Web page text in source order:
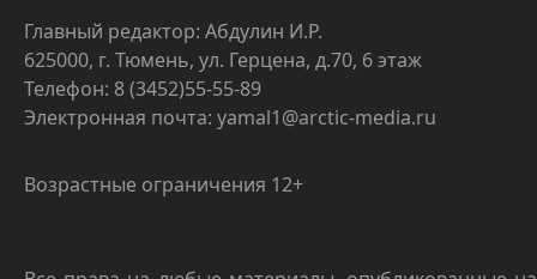
Главный редактор: Абдулин И.Р.
625000, г. Тюмень, ул. Герцена, д.70, 6 этаж
Телефон: 8 (3452)55-55-89
Электронная почта: yamal1@arctic-media.ru
Возрастные ограничения 12+